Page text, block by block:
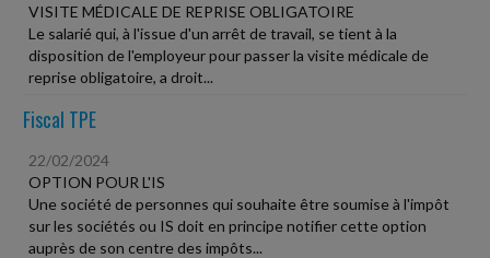
VISITE MÉDICALE DE REPRISE OBLIGATOIRE
Le salarié qui, à l'issue d'un arrêt de travail, se tient à la
disposition de l'employeur pour passer la visite médicale de
reprise obligatoire, a droit...
Fiscal TPE
22/02/2024
OPTION POUR L'IS
Une société de personnes qui souhaite être soumise à l'impôt
sur les sociétés ou IS doit en principe notifier cette option
auprès de son centre des impôts...